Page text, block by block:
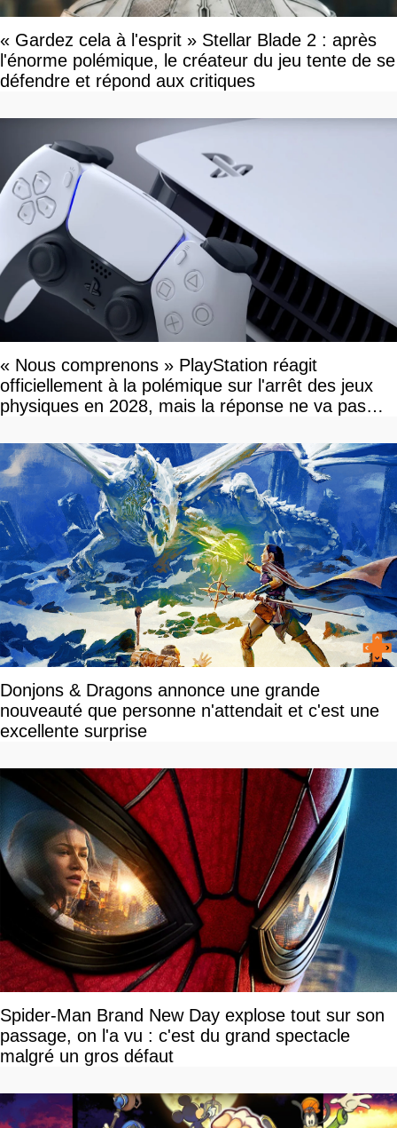
« Gardez cela à l'esprit » Stellar Blade 2 : après
l'énorme polémique, le créateur du jeu tente de se
défendre et répond aux critiques
« Nous comprenons » PlayStation réagit
officiellement à la polémique sur l'arrêt des jeux
physiques en 2028, mais la réponse ne va pas
Donjons & Dragons annonce une grande
nouveauté que personne n'attendait et c'est une
excellente surprise
Spider-Man Brand New Day explose tout sur son
passage, on l'a vu : c'est du grand spectacle
malgré un gros défaut